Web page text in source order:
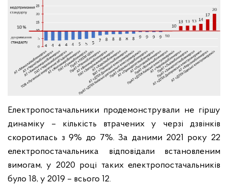
Електропостачальники продемонстрували не гіршу
динаміку – кількість втрачених у черзі дзвінків
скоротилась з 9% до 7%. За даними 2021 року 22
електропостачальника відповідали встановленим
вимогам, у 2020 році таких електропостачальників
було 18, у 2019 – всього 12.